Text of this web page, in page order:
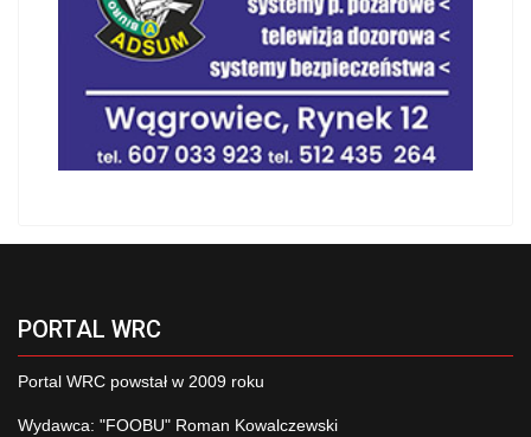
PORTAL WRC
Portal WRC powstał w 2009 roku
Wydawca: "FOOBU" Roman Kowalczewski